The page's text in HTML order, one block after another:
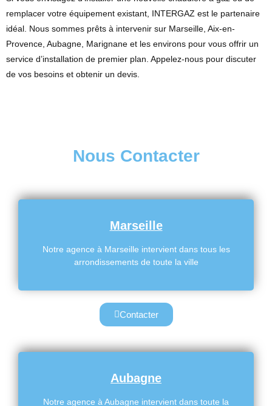
remplacer votre équipement existant, INTERGAZ est le partenaire
idéal. Nous sommes prêts à intervenir sur Marseille, Aix-en-
Provence, Aubagne, Marignane et les environs pour vous offrir un
service d’installation de premier plan. Appelez-nous pour discuter
de vos besoins et obtenir un devis.
Nous Contacter
Marseille
Notre agence à Marseille intervient dans tous les
arrondissements de toute la ville
Contacter
Aubagne
Notre agence à Aubagne intervient dans toute la